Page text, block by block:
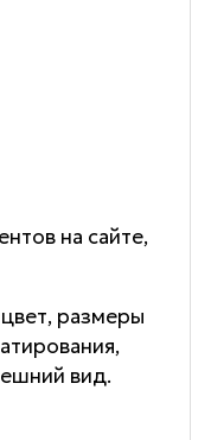
на сайте,
размеры
вид.